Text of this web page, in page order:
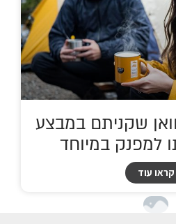
שקניתם במבצע
למפנק במיוחד
קראו עוד